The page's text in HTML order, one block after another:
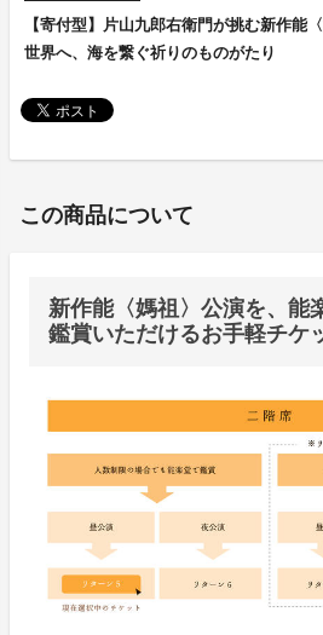
【寄付型】片山九郎右衛門が挑む新作能
世界へ、海を繋ぐ祈りのものがたり
この商品について
新作能〈媽祖〉公演を、能
鑑賞いただけるお手軽チケ